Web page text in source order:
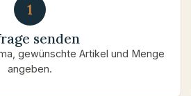
1
senden
gewünschte Artikel und Menge
angeben.